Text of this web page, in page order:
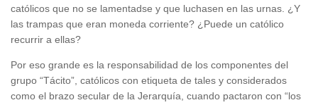
católicos que no se lamentadse y que luchasen en las urnas. ¿Y
las trampas que eran moneda corriente? ¿Puede un católico
recurrir a ellas?
Por eso grande es la responsabilidad de los componentes del
grupo “Tácito”, católicos con etiqueta de tales y considerados
como el brazo secular de la Jerarquía, cuando pactaron con “los